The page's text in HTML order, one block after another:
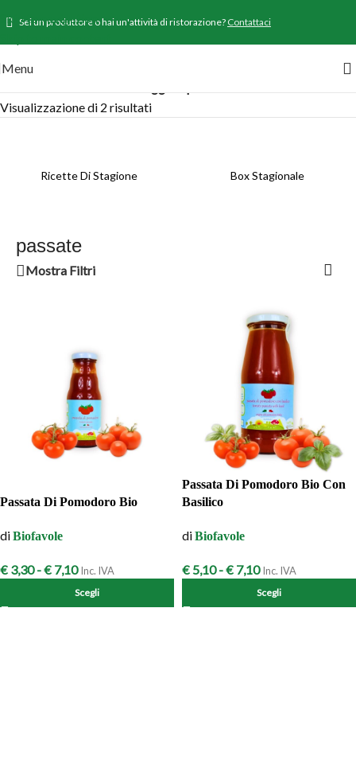
Skip to navigation
Sei un produttore o hai un'attività di ristorazione? Contattaci
Menu
Visualizzazione di 2 risultati
Ricette Di Stagione Box Stagionale
passate
Mostra Filtri
Passata Di Pomodoro Bio
diBiofavole
€ 3,30 -€ 7,10 Inc. IVA
Scegli
Passata Di Pomodoro Bio Con
Basilico
diBiofavole
€5,10 -€ 7,10 Inc. IVA
Scegli